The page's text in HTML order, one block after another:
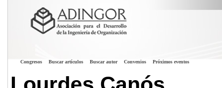
Congresos Buscar artículos Buscar autor Convenios Próximos eventos